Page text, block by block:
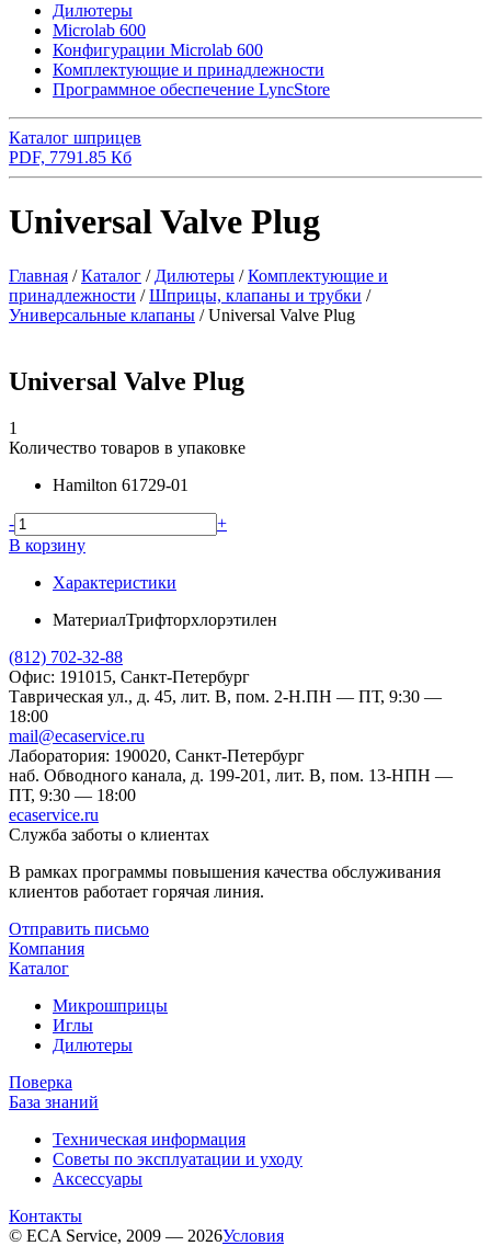
Дилютеры
Microlab 600
Конфигурации Microlab 600
Комплектующие и принадлежности
Программное обеспечение LyncStore
Каталог шприцев
PDF, 7791.85 Кб
Universal Valve Plug
Главная /Каталог / Дилютеры /Комплектующие и
принадлежности /Шприцы, клапаны и трубки /
Универсальные клапаны /Universal Valve Plug
Universal Valve Plug
1
Количество товаров в упаковке
Hamilton 61729-01
-
+
В корзину
Характеристики
МатериалТрифторхлорэтилен
(812) 702-32-88
Офис: 191015, Санкт-Петербург
Таврическая ул., д. 45, лит. В, пом. 2-Н.ПН — ПТ, 9:30 —
18:00
mail@ecaservice.ru
Лаборатория: 190020, Санкт-Петербург
наб. Обводного канала, д. 199-201, лит. В, пом. 13-НПН —
ПТ, 9:30 — 18:00
ecaservice.ru
Служба заботы о клиентах
В рамках программы повышения качества обслуживания
клиентов работает горячая линия.
Отправить письмо
Компания
Каталог
Микрошприцы
Иглы
Дилютеры
Поверка
База знаний
Техническая информация
Советы по эксплуатации и уходу
Аксессуары
Контакты
© ECA Service, 2009 — 2026Условия